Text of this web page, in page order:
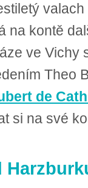
na kontě
ve Vichy
Theo
de
si na své